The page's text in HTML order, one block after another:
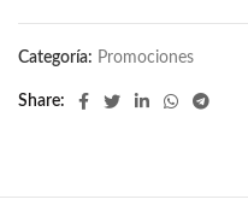
Categoría: Promociones
Share